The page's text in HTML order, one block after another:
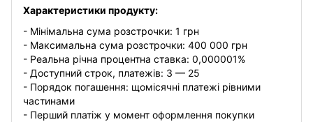
Характеристики продукту:
- Мінімальна сума розстрочки: 1 грн
- Максимальна сума розстрочки: 400 000 грн
- Реальна річна процентна ставка: 0,000001%
- Доступний строк, платежів: 3 — 25
- Порядок погашення: щомісячні платежі рівними
частинами
- Перший платіж у момент оформлення покупки